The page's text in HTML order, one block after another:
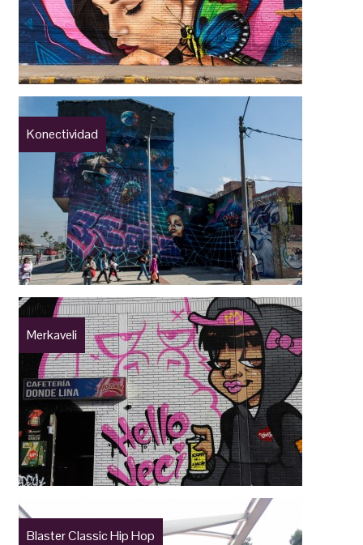
Konectividad
Merkaveli
Blaster Classic Hip Hop